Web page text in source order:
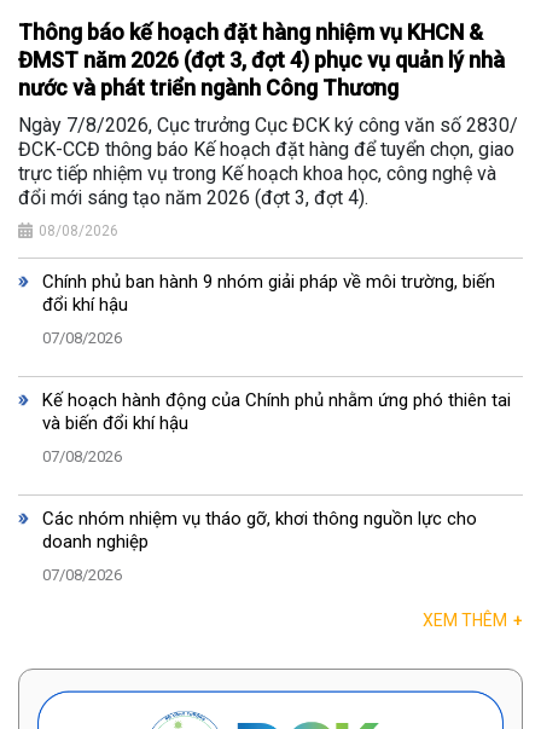
Thông báo kế hoạch đặt hàng nhiệm vụ KHCN &
ĐMST năm 2026 (đợt 3, đợt 4) phục vụ quản lý nhà
nước và phát triển ngành Công Thương
Ngày 7/8/2026, Cục trưởng Cục ĐCK ký công văn số 2830/
ĐCK-CCĐ thông báo Kế hoạch đặt hàng để tuyển chọn, giao
trực tiếp nhiệm vụ trong Kế hoạch khoa học, công nghệ và
đổi mới sáng tạo năm 2026 (đợt 3, đợt 4).
08/08/2026
Chính phủ ban hành 9 nhóm giải pháp về môi trường, biến
đổi khí hậu
07/08/2026
Kế hoạch hành động của Chính phủ nhằm ứng phó thiên tai
và biến đổi khí hậu
07/08/2026
Các nhóm nhiệm vụ tháo gỡ, khơi thông nguồn lực cho
doanh nghiệp
07/08/2026
XEM THÊM +